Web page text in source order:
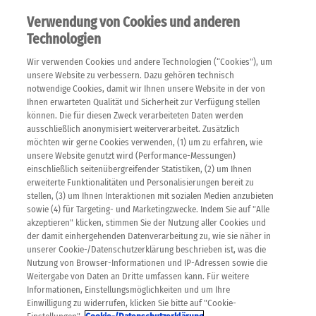
© YAROSLAV DANYLCHENKO / Stocksy
KREBSARTEN
Verwendung von Cookies und anderen
Technologien
Wir verwenden Cookies und andere Technologien (“Cookies”), um
unsere Website zu verbessern. Dazu gehören technisch
notwendige Cookies, damit wir Ihnen unsere Website in der von
Ihnen erwarteten Qualität und Sicherheit zur Verfügung stellen
können. Die für diesen Zweck verarbeiteten Daten werden
ausschließlich anonymisiert weiterverarbeitet. Zusätzlich
möchten wir gerne Cookies verwenden, (1) um zu erfahren, wie
unsere Website genutzt wird (Performance-Messungen)
einschließlich seitenübergreifender Statistiken, (2) um Ihnen
erweiterte Funktionalitäten und Personalisierungen bereit zu
stellen, (3) um Ihnen Interaktionen mit sozialen Medien anzubieten
sowie (4) für Targeting- und Marketingzwecke. Indem Sie auf "Alle
akzeptieren" klicken, stimmen Sie der Nutzung aller Cookies und
der damit einhergehenden Datenverarbeitung zu, wie sie näher in
unserer Cookie-/Datenschutzerklärung beschrieben ist, was die
Nutzung von Browser-Informationen und IP-Adressen sowie die
Weitergabe von Daten an Dritte umfassen kann. Für weitere
Informationen, Einstellungsmöglichkeiten und um Ihre
Einwilligung zu widerrufen, klicken Sie bitte auf "Cookie-